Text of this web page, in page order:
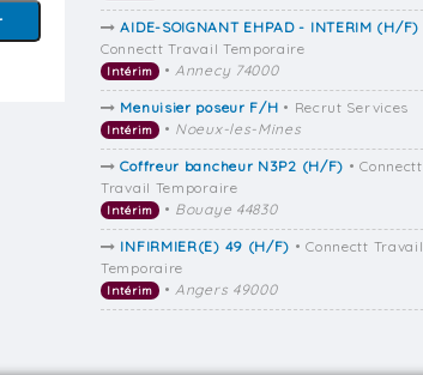
AIDE-SOIGNANT EHPAD - INTERIM (H/F)
Connectt Travail Temporaire
Intérim •Annecy 74000
Menuisier poseur F/H • Recrut Services
Intérim • Noeux-les-Mines
Coffreur bancheur N3P2 (H/F) • Connectt
Travail Temporaire
Intérim • Bouaye 44830
INFIRMIER(E) 49 (H/F) • Connectt Travail
Temporaire
Intérim •Angers 49000